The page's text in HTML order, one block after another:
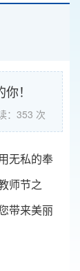
！
： 353 次
无私的奉
师节之
带来美丽